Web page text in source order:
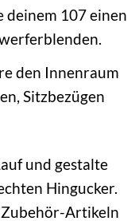
deinem 107 einen
den Innenraum
Sitzbezügen
und gestalte
Hingucker.
Zubehör-Artikeln